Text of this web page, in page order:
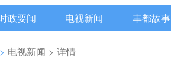
政要闻 电视新闻 丰都故事
> 电视新闻 > 详情